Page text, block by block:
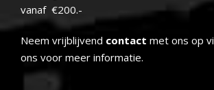
vanaf €200.-
Neem vrijblijvend contact met ons op
ons voor meer informatie.